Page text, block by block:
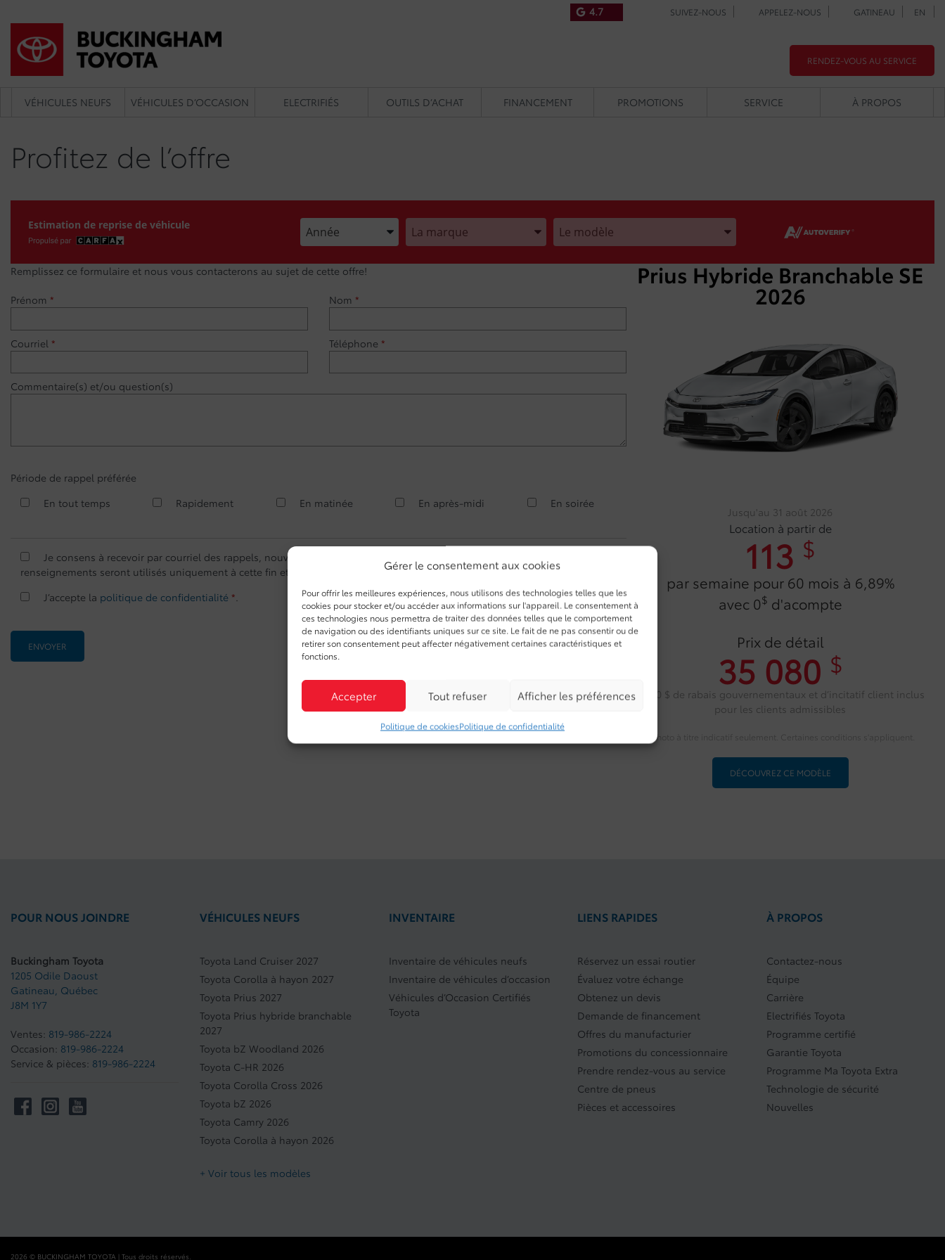
Gérer le consentement aux cookies
Pour offrir les meilleures expériences, nous utilisons des technologies telles que les
cookies pour stocker et/ou accéder aux informations sur l'appareil. Le consentement à
ces technologies nous permettra de traiter des données telles que le comportement
de navigation ou des identifiants uniques sur ce site. Le fait de ne pas consentir ou de
retirer son consentement peut affecter négativement certaines caractéristiques et
fonctions.
Accepter Tout refuser Afficher les préférences
Politique de cookiesPolitique de confidentialité
4.7 SUIVEZ-NOUS APPELEZ-NOUS GATINEAU EN
RENDEZ-VOUS AU SERVICE
VÉHICULES NEUFS VÉHICULES D’OCCASION ELECTRIFIÉS OUTILS D’ACHAT FINANCEMENT PROMOTIONS SERVICE À PROPOS
Profitez de l’offre
Estimation de reprise de véhicule Spécifiez l’Année, la Marque et le ModèleSpécifiez l’Année, la Marque et le ModèleSpécifiez l’Année, la Marque et le Modèle
Remplissez ce formulaire et nous vous contacterons au sujet de cette offre!
Prénom * Nom *
Courriel * Téléphone *
Commentaire(s) et/ou question(s)
Période de rappel préférée
En tout temps
Rapidement En matinée En après-midi En soirée
Je consens à recevoir par courriel des rappels, nouvelles et promotions de Buckingham Toyota. Je comprends que mes
renseignements seront utilisés uniquement à cette fin et que je peux retirer mon consentement en tout temps.
J’accepte la politique de confidentialité *
Prius Hybride Branchable SE
2026
Jusqu'au 31 août 2026
Location à partir de
113 $
par semaine pour 60 mois à 6,89%
avec 0$ d'acompte
Prix de détail
35 080 $
8 000 $ de rabais gouvernementaux et d’incitatif client inclus
pour les clients admissibles
* Photo à titre indicatif seulement. Certaines conditions s'appliquent.
DÉCOUVREZ CE MODÈLE
POUR NOUS JOINDRE
Buckingham Toyota
1205 Odile Daoust
Gatineau Québec
J8M 1Y7
Ventes: 819-986-2224
Occasion: 819-986-2224
Service & pièces: 819-986-2224
VÉHICULES NEUFS
Toyota Land Cruiser 2027
Toyota Corolla à hayon 2027
Toyota Prius 2027
Toyota Prius hybride branchable
2027
Toyota bZ Woodland 2026
Toyota C-HR 2026
Toyota Corolla Cross 2026
Toyota bZ 2026
Toyota Camry 2026
Toyota Corolla à hayon 2026
+ Voir tous les modèles
INVENTAIRE
Inventaire de véhicules neufs
Inventaire de véhicules d’occasion
Véhicules d’Occasion Certifiés
Toyota
LIENS RAPIDES
Réservez un essai routier
Évaluez votre échange
Obtenez un devis
Demande de financement
Offres du manufacturier
Promotions du concessionnaire
Prendre rendez-vous au service
Centre de pneus
Pièces et accessoires
À PROPOS
Contactez-nous
Équipe
Carrière
Electrifiés Toyota
Programme certifié
Garantie Toyota
Programme Ma Toyota Extra
Technologie de sécurité
Nouvelles
2026 © BUCKINGHAM TOYOTA | Tous droits réservés.